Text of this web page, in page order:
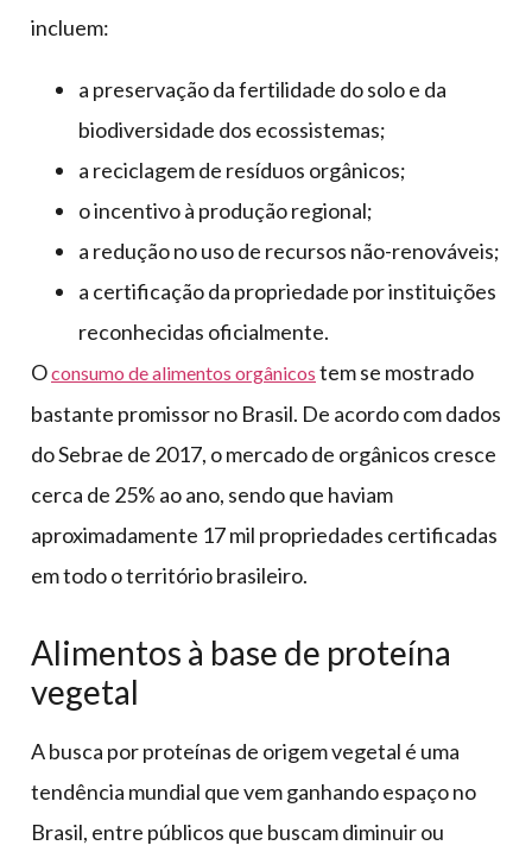
incluem:
a preservação da fertilidade do solo e da
biodiversidade dos ecossistemas;
a reciclagem de resíduos orgânicos;
o incentivo à produção regional;
a redução no uso de recursos não-renováveis;
a certificação da propriedade por instituições
reconhecidas oficialmente.
Oconsumo de alimentos orgânicos tem se mostrado
bastante promissor no Brasil. De acordo com dados
do Sebrae de 2017, o mercado de orgânicos cresce
cerca de 25% ao ano, sendo que haviam
aproximadamente 17 mil propriedades certificadas
em todo o território brasileiro.
Alimentos à base de proteína
vegetal
A busca por proteínas de origem vegetal é uma
tendência mundial que vem ganhando espaço no
Brasil, entre públicos que buscam diminuir ou